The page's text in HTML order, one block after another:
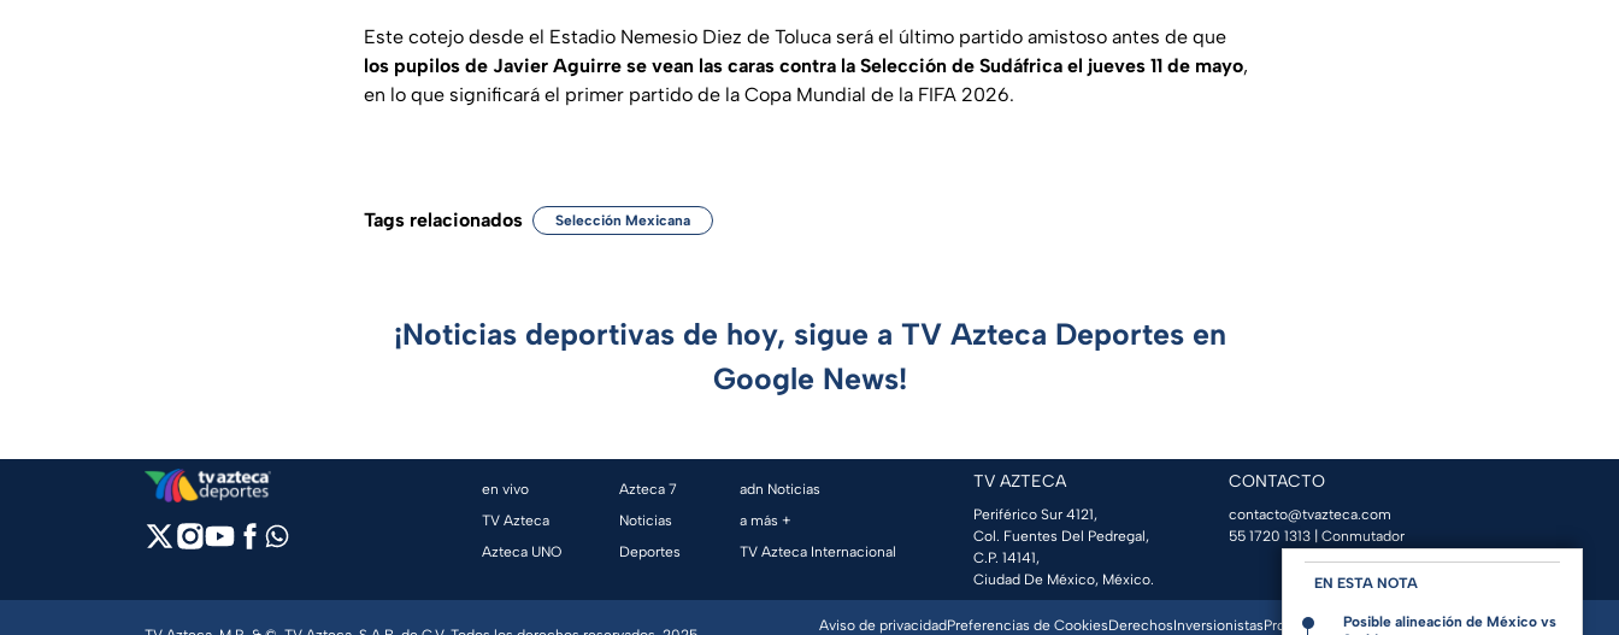
EN ESTA NOTA
Posible alineación de México vs
Este cotejo desde el Estadio Nemesio Diez de Toluca será el último partido amistoso antes de que
los pupilos de Javier Aguirre se vean las caras contra la Selección de Sudáfrica el jueves 11 de mayo,
en lo que significará el primer partido de la Copa Mundial de la FIFA 2026.
Tags relacionados Selección Mexicana
¡Noticias deportivas de hoy, sigue a TV Azteca Deportes en
Google News!
en vivo
TV Azteca
Azteca UNO
Azteca 7
Noticias
Deportes
adn Noticias
a más +
TV Azteca Internacional
TV AZTECA
Periférico Sur 4121,
Col. Fuentes Del Pedregal,
C.P. 14141,
Ciudad De México, México.
CONTACTO
contacto@tvazteca.com
55 1720 1313 | Conmutador
Aviso de privacidadPreferencias de CookiesDerechosInversionistasPromo Espacio